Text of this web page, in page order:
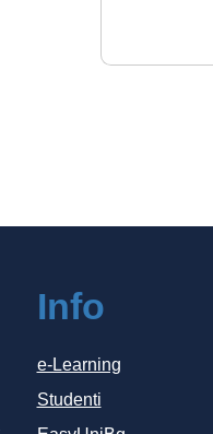
Info
e-Learning
Studenti